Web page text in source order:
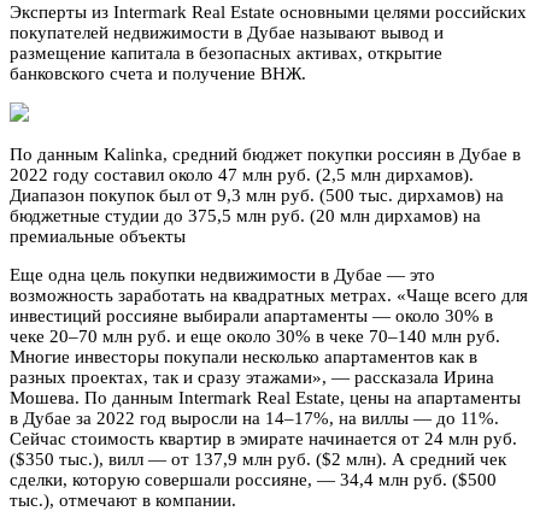
Эксперты из Intermark Real Estate основными целями российских
покупателей недвижимости в Дубае называют вывод и
размещение капитала в безопасных активах, открытие
банковского счета и получение ВНЖ.
По данным Kalinka, средний бюджет покупки россиян в Дубае в
2022 году составил около 47 млн руб. (2,5 млн дирхамов).
Диапазон покупок был от 9,3 млн руб. (500 тыс. дирхамов) на
бюджетные студии до 375,5 млн руб. (20 млн дирхамов) на
премиальные объекты
Еще одна цель покупки недвижимости в Дубае — это
возможность заработать на квадратных метрах. «Чаще всего для
инвестиций россияне выбирали апартаменты — около 30% в
чеке 20–70 млн руб. и еще около 30% в чеке 70–140 млн руб.
Многие инвесторы покупали несколько апартаментов как в
разных проектах, так и сразу этажами», — рассказала Ирина
Мошева. По данным Intermark Real Estate, цены на апартаменты
в Дубае за 2022 год выросли на 14–17%, на виллы — до 11%.
Сейчас стоимость квартир в эмирате начинается от 24 млн руб.
($350 тыс.), вилл — от 137,9 млн руб. ($2 млн). А средний чек
сделки, которую совершали россияне, — 34,4 млн руб. ($500
тыс.), отмечают в компании.